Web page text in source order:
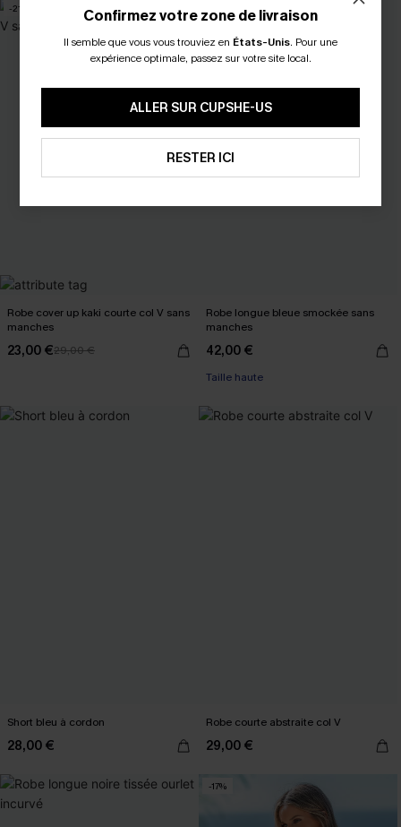
-21%
Robe cover up kaki courte col V sans
manches
23,00 €29,00 €
Robe longue bleue smockée sans
manches
42,00 €
Taille haute
Short bleu à cordon
28,00 €
Robe courte abstraite col V
29,00 €
-17%
Confirmez votre zone de livraison
Il semble que vous vous trouviez en États-Unis. Pour une
expérience optimale, passez sur votre site local.
ALLER SUR CUPSHE-US
RESTER ICI